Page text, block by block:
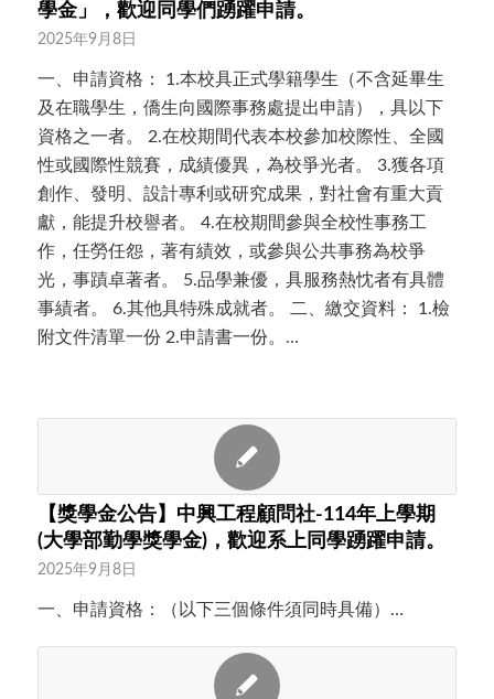
學金」，歡迎同學們踴躍申請。
2025年9月8日
一、申請資格： 1.本校具正式學籍學生（不含延畢生
及在職學生，僑生向國際事務處提出申請），具以下
資格之一者。 2.在校期間代表本校參加校際性、全國
性或國際性競賽，成績優異，為校爭光者。 3.獲各項
創作、發明、設計專利或研究成果，對社會有重大貢
獻，能提升校譽者。 4.在校期間參與全校性事務工
作，任勞任怨，著有績效，或參與公共事務為校爭
光，事蹟卓著者。 5.品學兼優，具服務熱忱者有具體
事績者。 6.其他具特殊成就者。 二、繳交資料： 1.檢
附文件清單一份 2.申請書一份。…
【獎學金公告】中興工程顧問社-114年上學期
(大學部勤學獎學金)，歡迎系上同學踴躍申請。
2025年9月8日
一、申請資格：（以下三個條件須同時具備）…